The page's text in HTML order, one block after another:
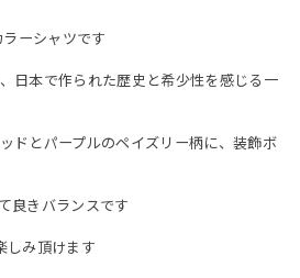
ーシャツです
日本で作られた歴史と希少性を感じる一
ドとパープルのペイズリー柄に、装飾ボ
良きバランスです
しみ頂けます